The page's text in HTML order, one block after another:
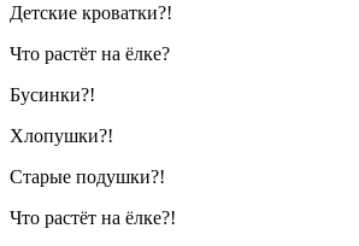
Детские кроватки?!
Что растёт на ёлке?
Бусинки?!
Хлопушки?!
Старые подушки?!
Что растёт на ёлке?!